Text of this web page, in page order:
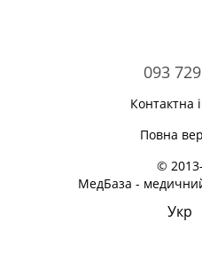
093
Контактна
Повна
©
МедБаза -
Укр